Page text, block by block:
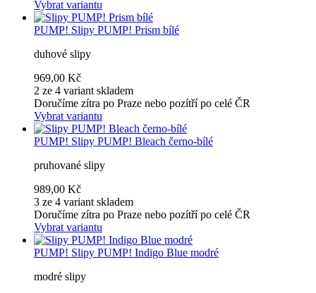
Vybrat variantu
PUMP! Slipy PUMP! Prism bílé
duhové slipy
969,00 Kč
2 ze 4 variant skladem
Doručíme zítra po Praze nebo pozítří po celé ČR
Vybrat variantu
PUMP! Slipy PUMP! Bleach černo-bílé
pruhované slipy
989,00 Kč
3 ze 4 variant skladem
Doručíme zítra po Praze nebo pozítří po celé ČR
Vybrat variantu
PUMP! Slipy PUMP! Indigo Blue modré
modré slipy